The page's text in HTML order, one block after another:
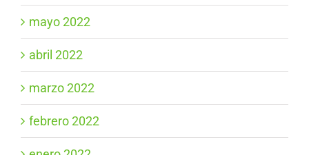
mayo 2022
abril 2022
marzo 2022
febrero 2022